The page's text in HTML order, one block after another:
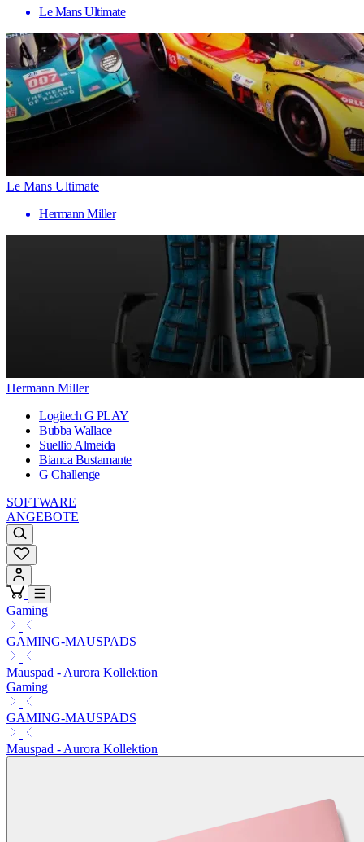
Le Mans Ultimate
Le Mans Ultimate
Hermann Miller
Hermann Miller
Logitech G PLAY
Bubba Wallace
Suellio Almeida
Bianca Bustamante
G Challenge
SOFTWARE
ANGEBOTE
Gaming
GAMING-MAUSPADS
Mauspad - Aurora Kollektion
Gaming
GAMING-MAUSPADS
Mauspad - Aurora Kollektion